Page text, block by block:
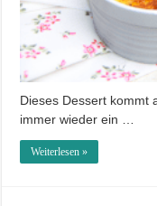
Dieses Dessert kommt
immer wieder ein …
Weiterlesen »